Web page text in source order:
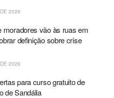
2026
moradores vão às ruas em
definição sobre crise
2026
para curso gratuito de
de Sandália